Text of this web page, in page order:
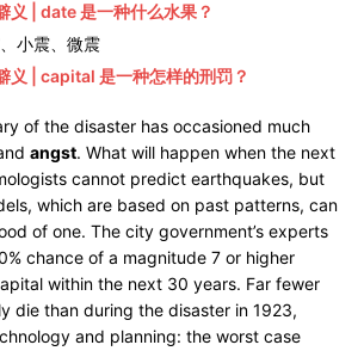
义 | date 是一种什么水果？
小震、微震
义 | capital 是一种怎样的刑罚？
of the disaster has occasioned much
angst. What will happen when the next
cannot predict earthquakes, but
which are based on past patterns, can
of one. The city government’s experts
chance of a magnitude 7 or higher
within the next 30 years. Far fewer
die than during the disaster in 1923,
and planning: the worst case